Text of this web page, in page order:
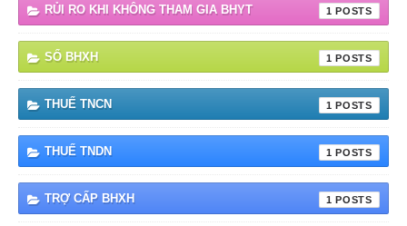
RỦI RO KHI KHÔNG THAM GIA BHYT 1
SỔ BHXH 1
THUẾ TNCN 1
THUẾ TNDN 1
TRỢ CẤP BHXH 1